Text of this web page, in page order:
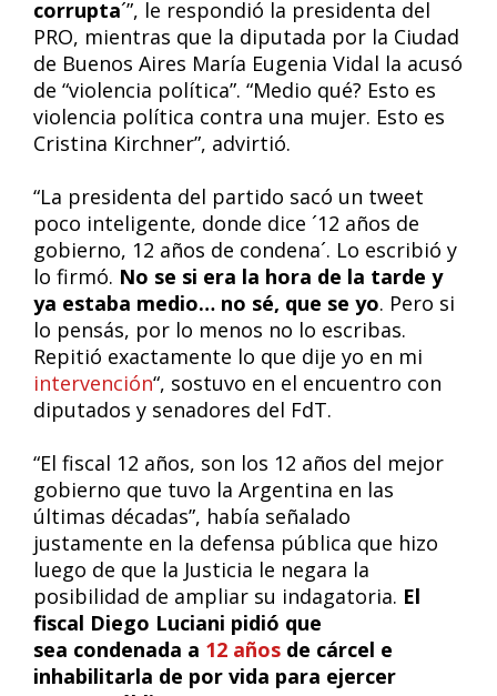
corrupta´”, le respondió la presidenta del
PRO, mientras que la diputada por la Ciudad
de Buenos Aires María Eugenia Vidal la acusó
de “violencia política”. “Medio qué? Esto es
violencia política contra una mujer. Esto es
Cristina Kirchner”, advirtió.
“La presidenta del partido sacó un tweet
poco inteligente, donde dice ´12 años de
gobierno, 12 años de condena´. Lo escribió y
lo firmó. No se si era la hora de la tarde y
ya estaba medio… no sé, que se yo. Pero si
lo pensás, por lo menos no lo escribas.
Repitió exactamente lo que dije yo en mi
intervención“, sostuvo en el encuentro con
diputados y senadores del FdT.
“El fiscal 12 años, son los 12 años del mejor
gobierno que tuvo la Argentina en las
últimas décadas”, había señalado
justamente en la defensa pública que hizo
luego de que la Justicia le negara la
posibilidad de ampliar su indagatoria. El
fiscal Diego Luciani pidió que
sea condenada a 12 años de cárcel e
inhabilitarla de por vida para ejercer